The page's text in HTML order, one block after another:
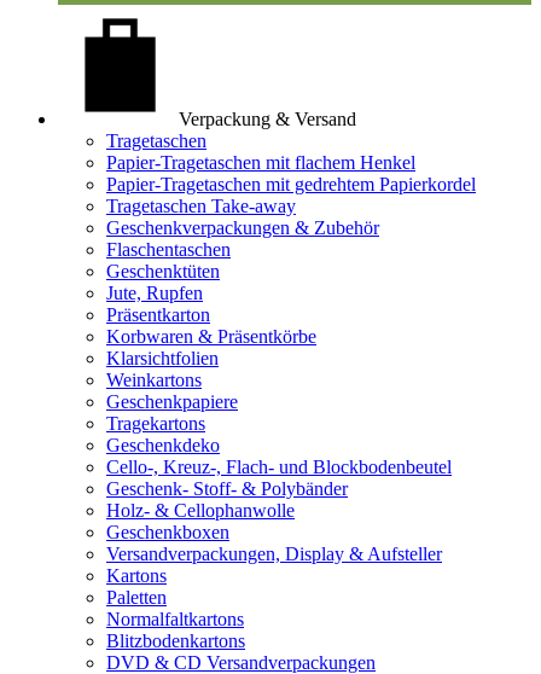
Verpackung & Versand
Tragetaschen
Papier-Tragetaschen mit flachem Henkel
Papier-Tragetaschen mit gedrehtem Papierkordel
Tragetaschen Take-away
Geschenkverpackungen & Zubehör
Flaschentaschen
Geschenktüten
Jute, Rupfen
Präsentkarton
Korbwaren & Präsentkörbe
Klarsichtfolien
Weinkartons
Geschenkpapiere
Tragekartons
Geschenkdeko
Cello-, Kreuz-, Flach- und Blockbodenbeutel
Geschenk- Stoff- & Polybänder
Holz- & Cellophanwolle
Geschenkboxen
Versandverpackungen, Display & Aufsteller
Kartons
Paletten
Normalfaltkartons
Blitzbodenkartons
DVD & CD Versandverpackungen